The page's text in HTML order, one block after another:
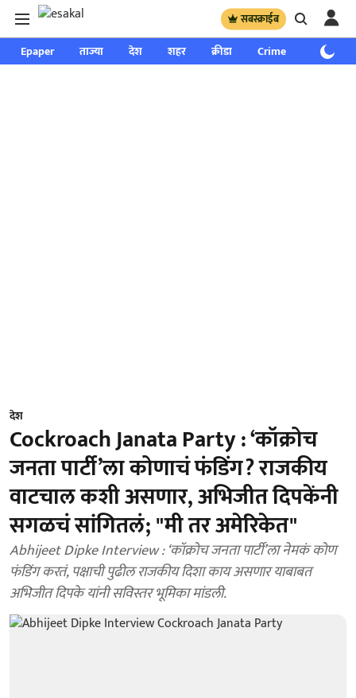
सबस्क्राईब
Epaper ताज्या देश शहर क्रीडा Crime साप्ताहिक
देश
Cockroach Janata Party : ‘कॉक्रोच
जनता पार्टी’ला कोणाचं फंडिंग? राजकीय
वाटचाल कशी असणार, अभिजीत दिपकेंनी
सगळचं सांगितलं; "मी तर अमेरिकेत"
Abhijeet Dipke Interview : ‘कॉक्रोच जनता पार्टी’ला नेमकं कोण
फंडिंग करतं, पक्षाची पुढील राजकीय दिशा काय असणार याबाबत
अभिजीत दिपके यांनी सविस्तर भूमिका मांडली.